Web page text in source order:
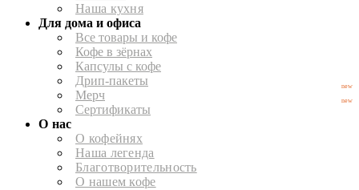
Наша кухня
Для дома и офиса
Все товары и кофе
Кофе в зёрнах
Капсулы с кофе
Дрип-пакеты
Мерч
new
Сертификаты
new
О нас
О кофейнях
Наша легенда
Благотворительность
О нашем кофе